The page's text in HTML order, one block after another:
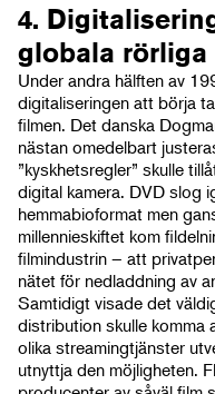
4.
globala
Under andra hälften av
digitaliseringen att börja
filmen. Det danska
nästan omedelbart
”kyskhetsregler” skulle
digital kamera. DVD slog
hemmabioformat men
millennieskiftet kom
filmindustrin – att
nätet för nedladdning av
Samtidigt visade det
distribution skulle komma
olika streamingtjänster
utnyttja den möjligheten.